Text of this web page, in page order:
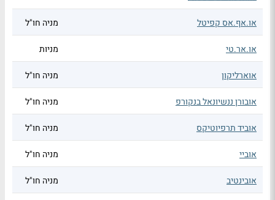
או.אף.אס קפיטל מניה חו"ל
או.אר.טי מניות
אוארליקון מניה חו"ל
אובורן ננשיונאל בנקורפ מניה חו"ל
אוביד תרפיוטיקס מניה חו"ל
אוביי מניה חו"ל
אובינטיב מניה חו"ל